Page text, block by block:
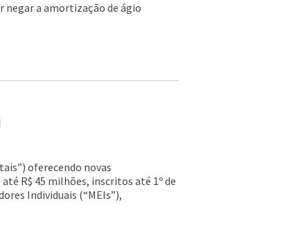
negar a amortização de ágio
oferecendo novas
R$ 45 milhões, inscritos até 1º de
Individuais (“MEIs”),